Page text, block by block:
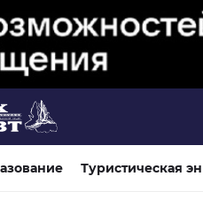
Туристическая